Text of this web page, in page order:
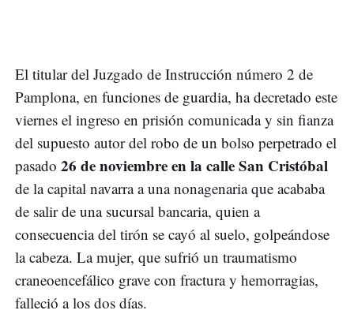
El titular del Juzgado de Instrucción número 2 de
Pamplona, en funciones de guardia, ha decretado este
viernes el ingreso en prisión comunicada y sin fianza
del supuesto autor del robo de un bolso perpetrado el
pasado 26 de noviembre en la calle San Cristóbal
de la capital navarra a una nonagenaria que acababa
de salir de una sucursal bancaria, quien a
consecuencia del tirón se cayó al suelo, golpeándose
la cabeza. La mujer, que sufrió un traumatismo
craneoencefálico grave con fractura y hemorragias,
falleció a los dos días.